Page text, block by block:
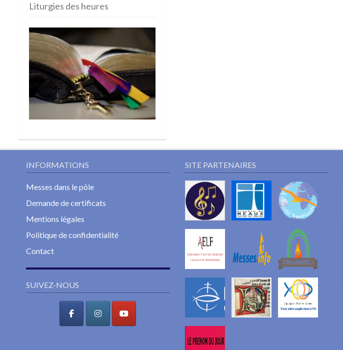
Liturgies des heures
INFORMATIONS
Messes dans le pôle
Demande de certificats
Mentions légales
Politique de confidentialité
Contact
SUIVEZ-NOUS
SITE PARTENAIRES